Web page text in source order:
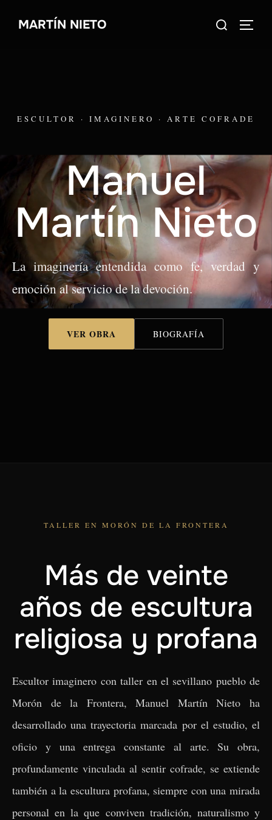
MARTÍN NIETO Buscar:
ESCULTOR · IMAGINERO · ARTE COFRADE
Manuel
Martín Nieto
La imaginería entendida como fe, verdad y
emoción al servicio de la devoción.
VER OBRA BIOGRAFÍA
TALLER EN MORÓN DE LA FRONTERA
Más de veinte
años de escultura
religiosa y profana
Escultor imaginero con taller en el sevillano pueblo de
Morón de la Frontera, Manuel Martín Nieto ha
desarrollado una trayectoria marcada por el estudio, el
oficio y una entrega constante al arte. Su obra,
profundamente vinculada al sentir cofrade, se extiende
también a la escultura profana, siempre con una mirada
personal en la que conviven tradición, naturalismo y